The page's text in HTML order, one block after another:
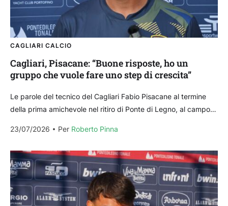
CAGLIARI CALCIO
Cagliari, Pisacane: “Buone risposte, ho un
gruppo che vuole fare uno step di crescita”
Le parole del tecnico del Cagliari Fabio Pisacane al termine
della prima amichevole nel ritiro di Ponte di Legno, al campo
23/07/2026
Per Roberto Pinna